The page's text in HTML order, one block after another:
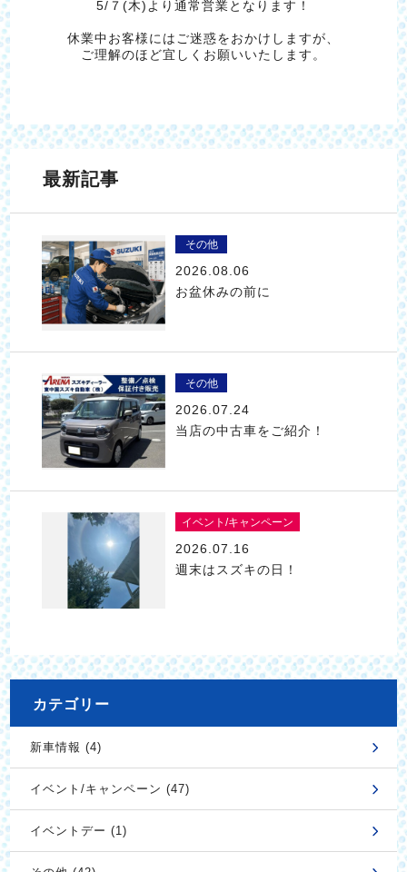
5/７(木)より通常営業となります！
休業中お客様にはご迷惑をおかけしますが、
ご理解のほど宜しくお願いいたします。
最新記事
その他
2026.08.06
お盆休みの前に
その他
2026.07.24
当店の中古車をご紹介！
イベント/キャンペーン
2026.07.16
週末はスズキの日！
カテゴリー
新車情報 (4)
イベント/キャンペーン (47)
イベントデー (1)